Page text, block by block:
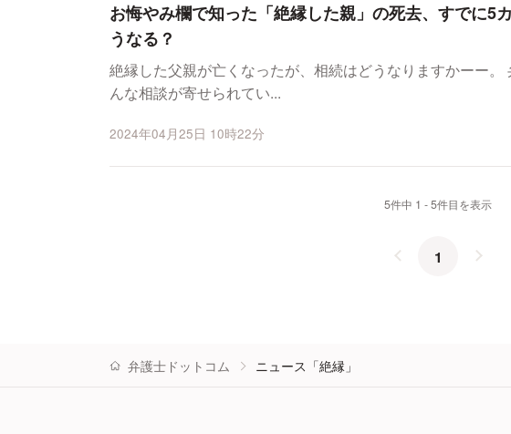
お悔やみ欄で知った「絶縁した親」の死去、すでに
うなる？
絶縁した父親が亡くなったが、相続はどうなりますかーー。 弁護士ドットコムにこ
んな相談が寄せられてい...
2024年04月25日 10時22分
5件中 1 - 5件目を表示
1
弁護士ドットコム ニュース「絶縁」